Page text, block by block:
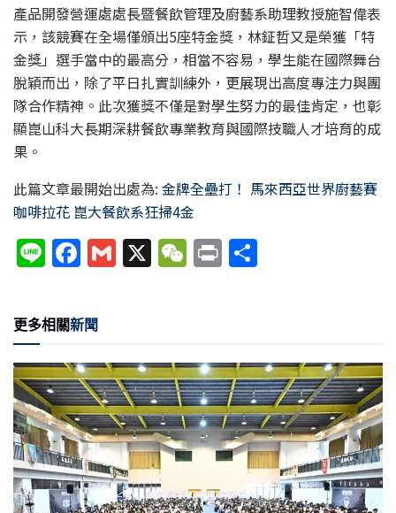
產品開發營運處處長暨餐飲管理及廚藝系助理教授施智偉表
示，該競賽在全場僅頒出5座特金獎，林鉦哲又是榮獲「特
金獎」選手當中的最高分，相當不容易，學生能在國際舞台
脫穎而出，除了平日扎實訓練外，更展現出高度專注力與團
隊合作精神。此次獲獎不僅是對學生努力的最佳肯定，也彰
顯崑山科大長期深耕餐飲專業教育與國際技職人才培育的成
果。
此篇文章最開始出處為: 金牌全壘打！ 馬來西亞世界廚藝賽
咖啡拉花 崑大餐飲系狂掃4金
Li
n
e
F
a
c
e
b
o
o
k
G
m
X W
e
at
P
ri
更多相關新聞